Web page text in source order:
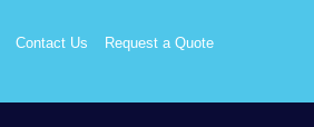
Contact Us
Request a Quote